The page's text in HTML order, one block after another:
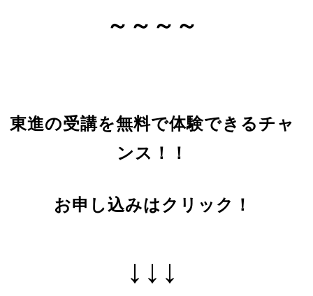
～～～～
東進の受講を無料で体験できるチャ
ンス！！
お申し込みはクリック！
↓↓↓